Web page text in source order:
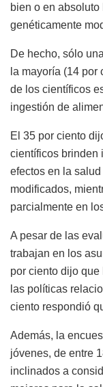
bien o en
genéticamente
De hecho, sólo
la mayoría (14 por
de los científicos
ingestión de
El 35 por ciento
científicos brinden
efectos en la
modificados,
parcialmente en
A pesar de las
trabajan en los
por ciento dijo
las políticas
ciento respondió
Además, la
jóvenes, de entre
inclinados a